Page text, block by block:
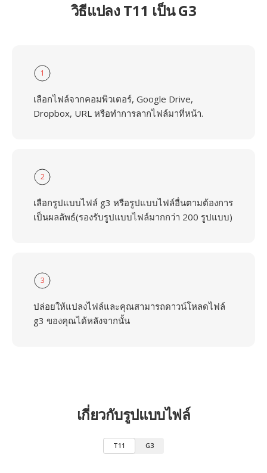
วิธีแปลง T11 เป็น G3
1
เลือกไฟล์จากคอมพิวเตอร์, Google Drive,
Dropbox, URL หรือทำการลากไฟล์มาที่หน้า.
2
เลือกรูปแบบไฟล์ g3 หรือรูปแบบไฟล์อื่นตามต้องการ
เป็นผลลัพธ์(รองรับรูปแบบไฟล์มากกว่า 200 รูปแบบ)
3
ปล่อยให้แปลงไฟล์และคุณสามารถดาวน์โหลดไฟล์
g3 ของคุณได้หลังจากนั้น
เกี่ยวกับรูปแบบไฟล์
T11 G3